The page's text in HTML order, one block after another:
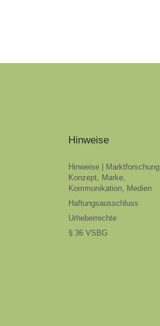
Hinweise
Hinweise | Marktforschung,
Konzept, Marke,
Kommunikation, Medien
Haftungsausschluss
Urheberrechte
§ 36 VSBG